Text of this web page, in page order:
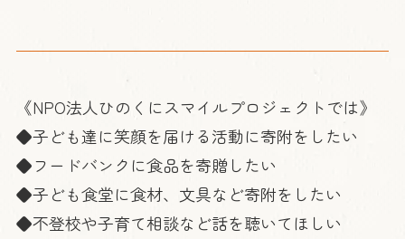
《NPO法人ひのくにスマイルプロジェクトでは》
◆子ども達に笑顔を届ける活動に寄附をしたい
◆フードバンクに食品を寄贈したい
◆子ども食堂に食材、文具など寄附をしたい
◆不登校や子育て相談など話を聴いてほしい